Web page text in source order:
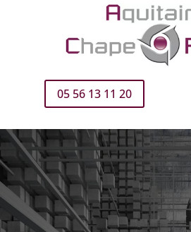
05 56 13 11 20